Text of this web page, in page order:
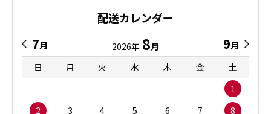
配送カレンダー
7月 2026年 8月 9月
日
月 火 水 木 金
土
1
2
3 4 5 6 7 8